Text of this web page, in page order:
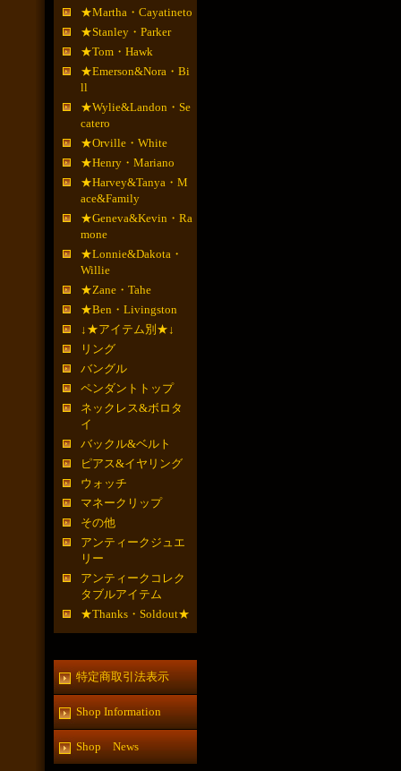
★Martha・Cayatineto
★Stanley・Parker
★Tom・Hawk
★Emerson&Nora・Bi
ll
★Wylie&Landon・Se
catero
★Orville・White
★Henry・Mariano
★Harvey&Tanya・M
ace&Family
★Geneva&Kevin・Ra
mone
★Lonnie&Dakota・
Willie
★Zane・Tahe
★Ben・Livingston
↓★アイテム別★↓
リング
バングル
ペンダントトップ
ネックレス&ボロタ
イ
バックル&ベルト
ピアス&イヤリング
ウォッチ
マネークリップ
その他
アンティークジュエ
リー
アンティークコレク
タブルアイテム
★Thanks・Soldout★
特定商取引法表示
Shop Information
Shop News